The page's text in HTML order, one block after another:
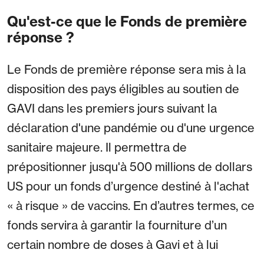
Qu'est-ce que le Fonds de première
réponse ?
Le Fonds de première réponse sera mis à la
disposition des pays éligibles au soutien de
GAVI dans les premiers jours suivant la
déclaration d'une pandémie ou d'une urgence
sanitaire majeure. Il permettra de
prépositionner jusqu'à 500 millions de dollars
US pour un fonds d’urgence destiné à l'achat
« à risque » de vaccins. En d’autres termes, ce
fonds servira à garantir la fourniture d’un
certain nombre de doses à Gavi et à lui